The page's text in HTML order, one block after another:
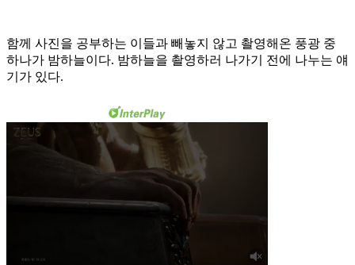
함께 사진을 공부하는 이들과 빼놓지 않고 촬영해온 풍광 중
하나가 밤하늘이다. 밤하늘을 촬영하러 나가기 전에 나누는 얘
기가 있다.